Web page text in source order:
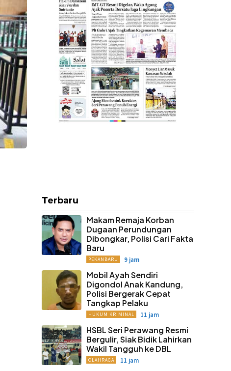
Terbaru
Makam Remaja Korban
Dugaan Perundungan
Dibongkar, Polisi Cari Fakta
Baru
PEKANBARU 9 jam
Mobil Ayah Sendiri
Digondol Anak Kandung,
Polisi Bergerak Cepat
Tangkap Pelaku
HUKUM KRIMINAL 11 jam
HSBL Seri Perawang Resmi
Bergulir, Siak Bidik Lahirkan
Wakil Tangguh ke DBL
OLAHRAGA 11 jam